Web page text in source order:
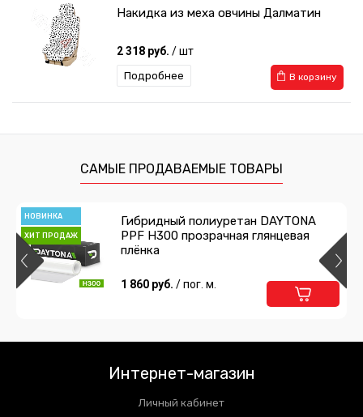
Накидка из меха овчины Далматин
2 318 руб. / шт
В корзину
Подробнее
2 318 руб./ шт
САМЫЕ ПРОДАВАЕМЫЕ ТОВАРЫ
НОВИНКА
ХИТ ПРОДАЖ
Гибридный полиуретан DAYTONA
PPF H300 прозрачная глянцевая
плёнка
1 860 руб. / пог. м.
Интернет-магазин
Личный кабинет